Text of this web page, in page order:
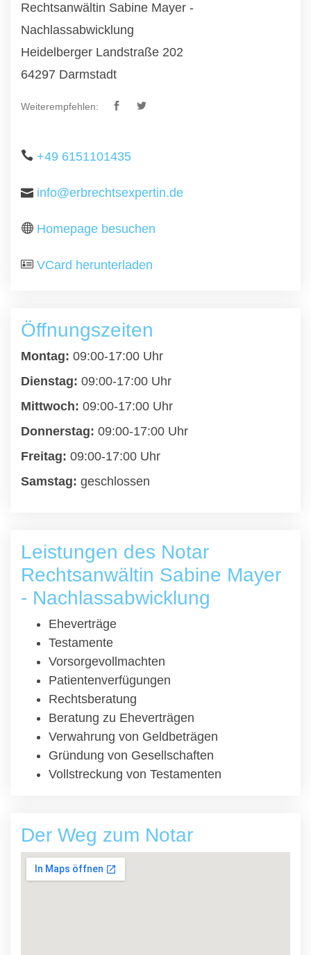
Rechtsanwältin Sabine Mayer -
Nachlassabwicklung
Heidelberger Landstraße 202
64297 Darmstadt
Weiterempfehlen:
+49 6151101435
info@erbrechtsexpertin.de
Homepage besuchen
VCard herunterladen
Öffnungszeiten
Montag: 09:00-17:00 Uhr
Dienstag: 09:00-17:00 Uhr
Mittwoch: 09:00-17:00 Uhr
Donnerstag: 09:00-17:00 Uhr
Freitag: 09:00-17:00 Uhr
Samstag: geschlossen
Leistungen des Notar
Rechtsanwältin Sabine Mayer
- Nachlassabwicklung
Eheverträge
Testamente
Vorsorgevollmachten
Patientenverfügungen
Rechtsberatung
Beratung zu Eheverträgen
Verwahrung von Geldbeträgen
Gründung von Gesellschaften
Vollstreckung von Testamenten
Der Weg zum Notar